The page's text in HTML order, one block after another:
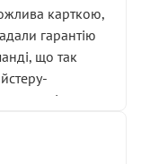
( надіюсь
вже не
її цей сервіс
карткою,
гарантію
що так
по суті.